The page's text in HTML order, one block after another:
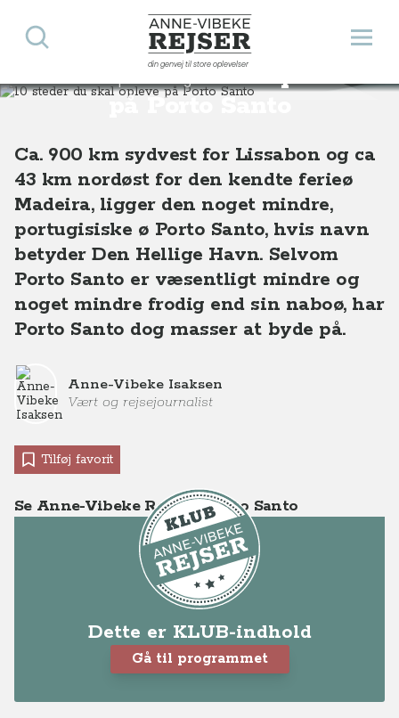
Anne-Vibeke Rejser
din genvej til store oplevelser
Åbn
Søg
10 steder du skal opleve
på Porto Santo
Destinationer Europa Portugal 10 steder du skal opleve på Porto Santo
Ca. 900 km sydvest for Lissabon og ca
43 km nordøst for den kendte ferieø
Madeira, ligger den noget mindre,
portugisiske ø Porto Santo, hvis navn
betyder Den Hellige Havn. Selvom
Porto Santo er væsentligt mindre og
noget mindre frodig end sin naboø, har
Porto Santo dog masser at byde på.
Anne-Vibeke Isaksen
Vært og rejsejournalist
Tilføj favorit
Se Anne-Vibeke Rejser - Porto Santo
Dette er KLUB-indhold
Gå til programmet